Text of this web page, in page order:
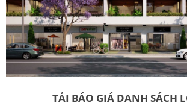
TẢI BÁO GIÁ DANH SÁCH